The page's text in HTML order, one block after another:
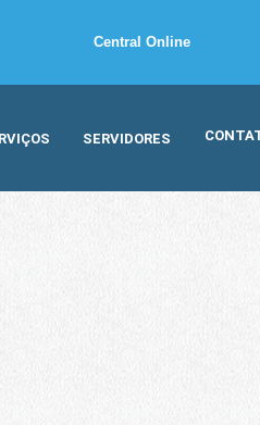
Central Online
SERVIDORES